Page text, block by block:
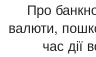
Про
валюти,
час дії